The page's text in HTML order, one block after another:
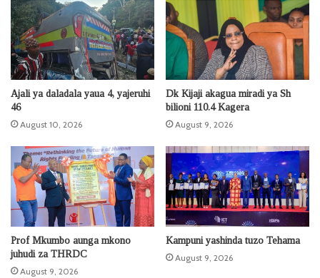
Ajali ya daladala yaua 4, yajeruhi
46
August 10, 2026
Dk Kijaji akagua miradi ya Sh
bilioni 110.4 Kagera
August 9, 2026
Prof Mkumbo aunga mkono
juhudi za THRDC
August 9, 2026
Kampuni yashinda tuzo Tehama
August 9, 2026